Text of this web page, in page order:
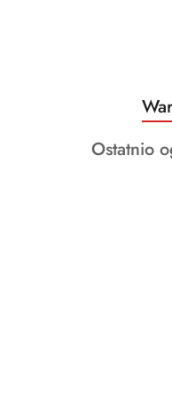
Pomiń karuzelę
o
Produkty
Ostatnio